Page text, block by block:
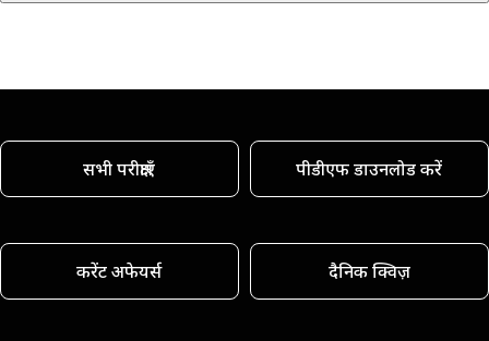
सभी परीक्षाएँ पीडीएफ डाउनलोड करें
करेंट अफेयर्स दैनिक क्विज़